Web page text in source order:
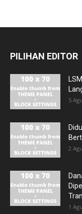
PILIHAN EDITOR
5
2
1